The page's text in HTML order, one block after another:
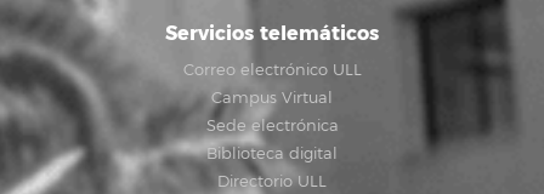
Servicios telemáticos
Correo electrónico ULL
Campus Virtual
Sede electrónica
Biblioteca digital
Directorio ULL